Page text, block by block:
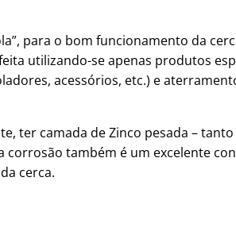
para o bom funcionamento da
utilizando-se apenas produtos
acessórios, etc.) e
ter camada de Zinco pesada –
também é um excelente
cerca.